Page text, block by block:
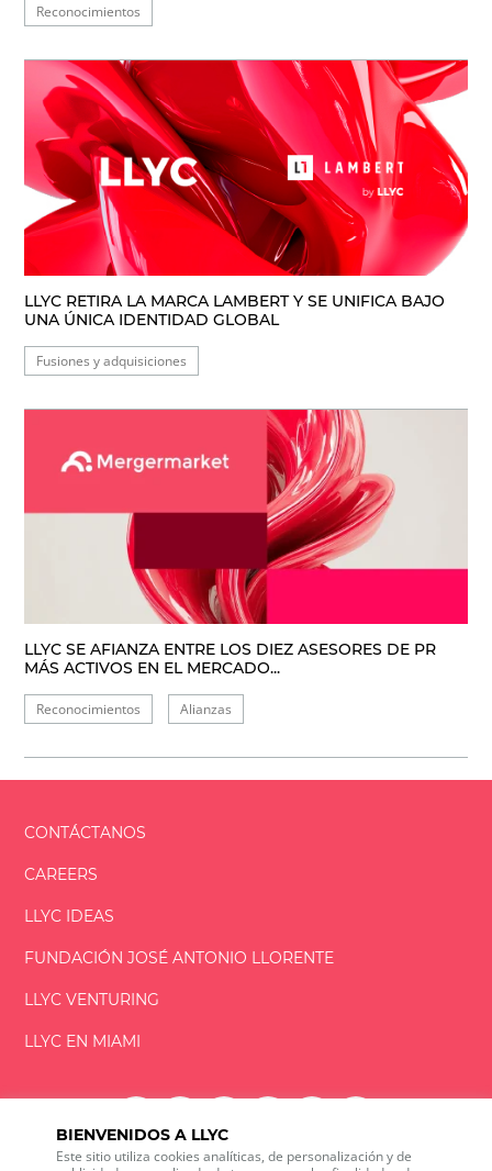
BIENVENIDOS A LLYC
Este sitio utiliza cookies analíticas, de personalización y de
Reconocimientos
LLYC RETIRA LA MARCA LAMBERT Y SE UNIFICA BAJO
UNA ÚNICA IDENTIDAD GLOBAL
Fusiones y adquisiciones
LLYC SE AFIANZA ENTRE LOS DIEZ ASESORES DE PR
MÁS ACTIVOS EN EL MERCADO...
Reconocimientos Alianzas
CONTÁCTANOS
CAREERS
LLYC IDEAS
FUNDACIÓNJOSÉ ANTONIO LLORENTE
LLYC VENTURING
LLYC EN MIAMI